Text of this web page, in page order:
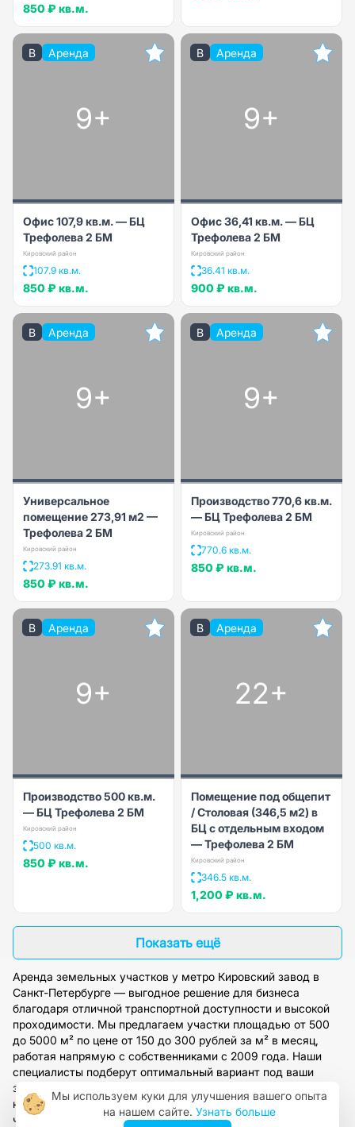
850 ₽ кв.м.
B Аренда
9+
Офис 107,9 кв.м. — БЦ
Трефолева 2 БМ
Кировский район
107.9 кв.м.
850 ₽ кв.м.
B Аренда
9+
Офис 36,41 кв.м. — БЦ
Трефолева 2 БМ
Кировский район
36.41 кв.м.
900 ₽ кв.м.
B Аренда
9+
Универсальное
помещение 273,91 м2 —
Трефолева 2 БМ
Кировский район
273.91 кв.м.
850 ₽ кв.м.
B Аренда
9+
Производство 770,6 кв.м.
— БЦ Трефолева 2 БМ
Кировский район
770.6 кв.м.
850 ₽ кв.м.
B Аренда
9+
Производство 500 кв.м.
— БЦ Трефолева 2 БМ
Кировский район
500 кв.м.
850 ₽ кв.м.
B Аренда
22+
Помещение под общепит
/ Столовая (346,5 м2) в
БЦ с отдельным входом
— Трефолева 2 БМ
Кировский район
346.5 кв.м.
1,200 ₽ кв.м.
Показать ещё
Аренда земельных участков у метро Кировский завод в
Санкт-Петербурге — выгодное решение для бизнеса
благодаря отличной транспортной доступности и высокой
проходимости. Мы предлагаем участки площадью от 500
до 5000 м² по цене от 150 до 300 рублей за м² в месяц,
работая напрямую с собственниками с 2009 года. Наши
специалисты подберут оптимальный вариант под ваши
задачи, организуют просмотр и предоставят полное
юридическое сопровождение. Оставьте заявку на сайте,
чтобы получить персональную консультацию и доступ к
Мы используем куки для улучшения вашего опыта
на нашем сайте. Узнать больше